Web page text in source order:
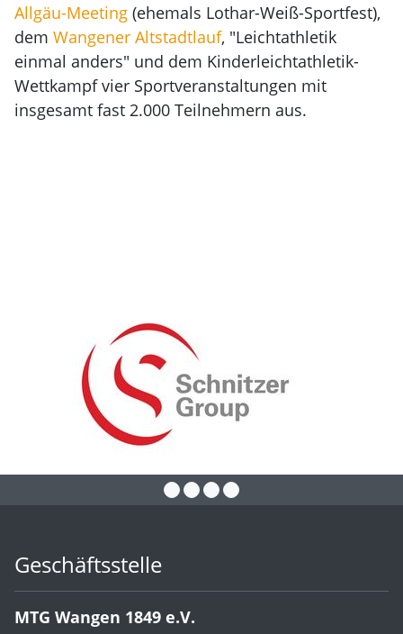
Allgäu-Meeting (ehemals Lothar-Weiß-Sportfest),
dem Wangener Altstadtlauf, "Leichtathletik
einmal anders" und dem Kinderleichtathletik-
Wettkampf vier Sportveranstaltungen mit
insgesamt fast 2.000 Teilnehmern aus.
Geschäftsstelle
MTG Wangen 1849 e.V.